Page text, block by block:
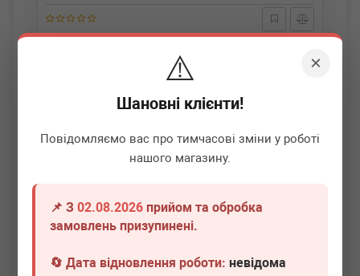
×
⚠️
Шановні клієнти!
Повідомляємо вас про тимчасові зміни у роботі
нашого магазину.
📌 З02.08.2026 прийом та обробка
замовлень призупинені.
🔄 Дата відновлення роботи:невідома
AUTOTECHTEILE 100 0925
Фільтр повітряний MB Sprinter/VW Crafter 06- (0925)
Немає в наявності
Докладніше